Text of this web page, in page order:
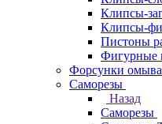
Клипсы-
Клипсы-
Пистоны
Фигурные
Форсунки
Саморезы
Назад
Саморезы